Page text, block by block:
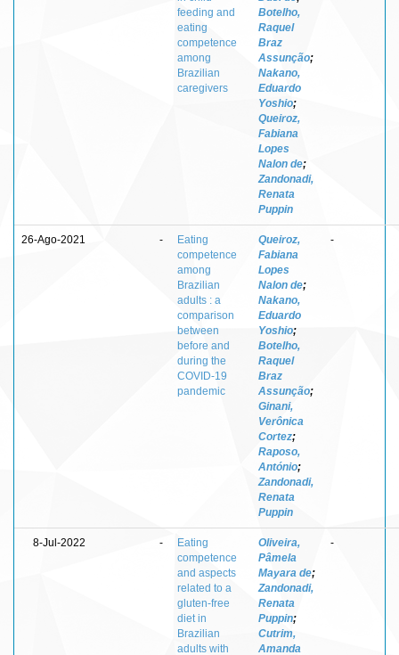
feeding and
eating
competence
among
Brazilian
caregivers
Botelho,
Raquel
Braz
Assunção;
Nakano,
Eduardo
Yoshio;
Queiroz,
Fabiana
Lopes
Nalon de;
Zandonadi,
Renata
Puppin
26-Ago-2021 -
Eating
competence
among
Brazilian
adults : a
comparison
between
before and
during the
COVID-19
pandemic
Queiroz,
Fabiana
Lopes
Nalon de;
Nakano,
Eduardo
Yoshio;
Botelho,
Raquel
Braz
Assunção;
Ginani,
Verônica
Cortez;
Raposo,
António;
Zandonadi,
Renata
Puppin
-
8-Jul-2022 -
Eating
competence
and aspects
related to a
gluten-free
diet in
Brazilian
adults with
Oliveira,
Pâmela
Mayara de;
Zandonadi,
Renata
Puppin;
Cutrim,
Amanda
-